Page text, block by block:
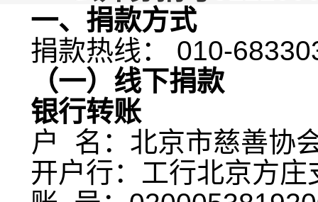
一、捐款方式
捐款热线： 010-
（一）线下捐款
银行转账
户
名：北京市慈善协
开户行：工行北京方庄